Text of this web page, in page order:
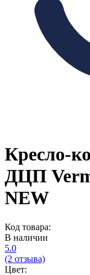
Кресло-
ДЦП
NEW
Код товара:
В наличии
5.0
(2 отзыва)
Цвет: